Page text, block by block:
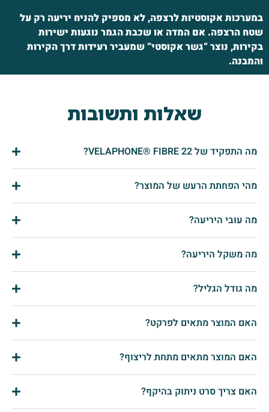
במערכות אקוסטיות לרצפה, לא מספיק להניח יריעה רק על
שטח הרצפה. אם המדה או שכבת הגמר נוגעות ישירות
בקירות, נוצר “גשר אקוסטי” שמעביר רעידות דרך הקירות
והמבנה.
שאלות ותשובות
מה התפקיד של VELAPHONE® FIBRE 22?
מהי הפחתת הרעש של המוצר?
מה עובי היריעה?
מה משקל היריעה?
מה גודל הגליל?
האם המוצר מתאים לפרקט?
האם המוצר מתאים מתחת לריצוף?
האם צריך סרט ניתוק בהיקף?